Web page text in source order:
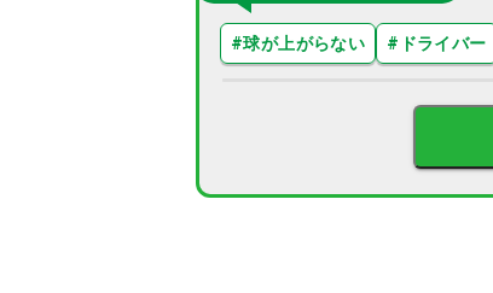
#球が上がらない # ドライバー